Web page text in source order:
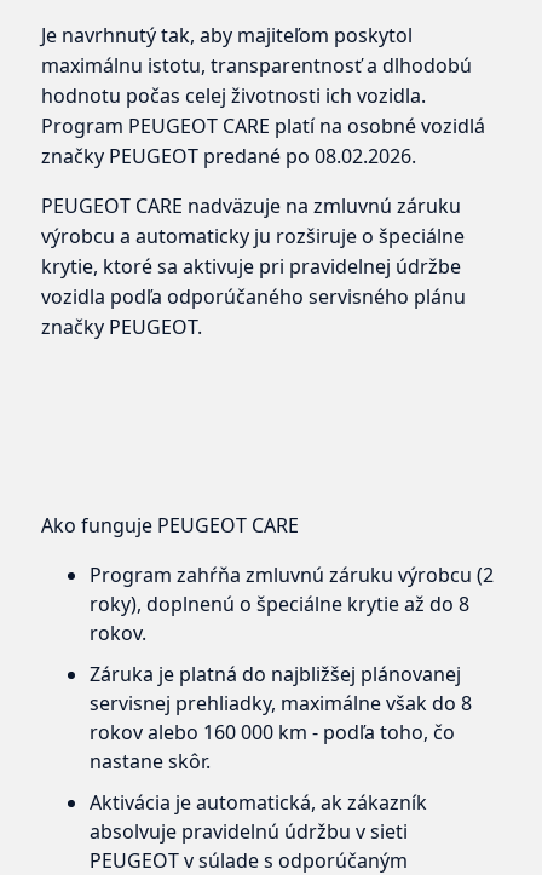
Je navrhnutý tak, aby majiteľom poskytol
maximálnu istotu, transparentnosť a dlhodobú
hodnotu počas celej životnosti ich vozidla.
Program PEUGEOT CARE platí na osobné vozidlá
značky PEUGEOT predané po 08.02.2026.
PEUGEOT CARE nadväzuje na zmluvnú záruku
výrobcu a automaticky ju rozširuje o špeciálne
krytie, ktoré sa aktivuje pri pravidelnej údržbe
vozidla podľa odporúčaného servisného plánu
značky PEUGEOT.
Ako funguje PEUGEOT CARE
Program zahŕňa zmluvnú záruku výrobcu (2
roky), doplnenú o špeciálne krytie až do 8
rokov.
Záruka je platná do najbližšej plánovanej
servisnej prehliadky, maximálne však do 8
rokov alebo 160 000 km - podľa toho, čo
nastane skôr.
Aktivácia je automatická, ak zákazník
absolvuje pravidelnú údržbu v sieti
PEUGEOT v súlade s odporúčaným